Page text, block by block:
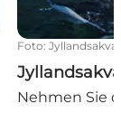
Foto:
Nehmen Sie